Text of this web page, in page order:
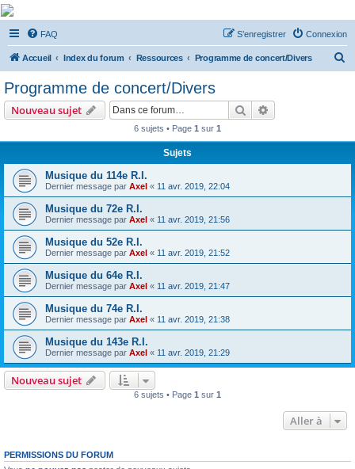
De Musicae Militari -
Forums
Forums de discussions
FAQ Connexion
S’enregistrer
Accueil Index du forum Ressources Programme de concert/Divers
r
Programme de concert/Divers
Nouveau sujet Rechercher
6 sujets • Page 1 sur 1
Sujets
Musique du 114e R.I.
Dernier message par Axel « 11 avr. 2019, 22:04
Musique du 72e R.I.
Dernier message par Axel « 11 avr. 2019, 21:56
Musique du 52e R.I.
Dernier message par Axel « 11 avr. 2019, 21:52
Musique du 64e R.I.
Dernier message par Axel « 11 avr. 2019, 21:47
Musique du 74e R.I.
Dernier message par Axel « 11 avr. 2019, 21:38
Musique du 143e R.I.
Dernier message par Axel « 11 avr. 2019, 21:29
Nouveau sujet
6 sujets • Page 1 sur 1
Aller à
PERMISSIONS DU FORUM